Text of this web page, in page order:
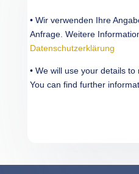
• Wir verwen­den Ihre
Anfrage. Weit­ere
Daten­schutzerk­lärung
• We will use your details
You can find further